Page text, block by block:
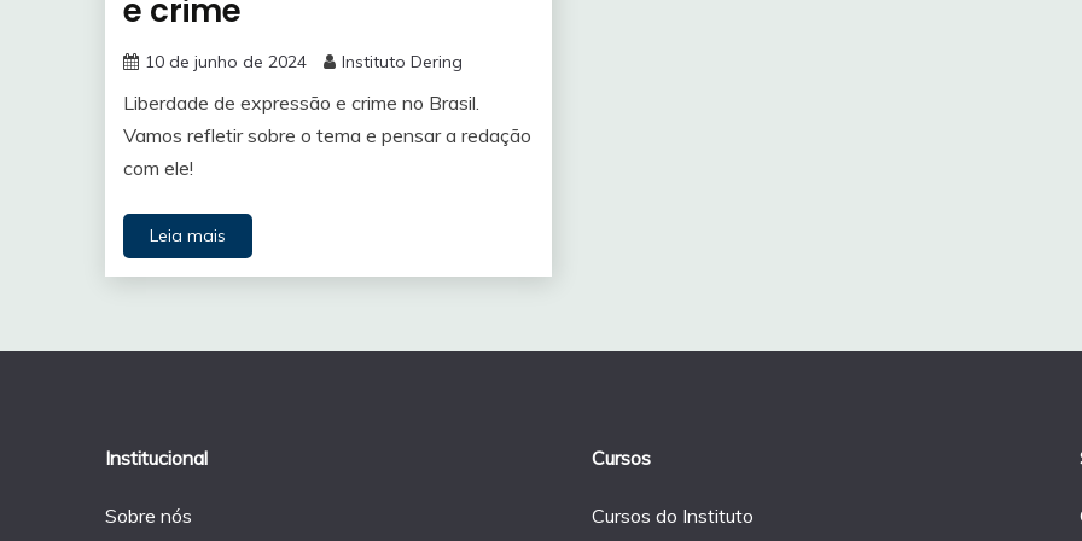
e crime
10 de junho de 2024 Instituto Dering
Liberdade de expressão e crime no Brasil.
Vamos refletir sobre o tema e pensar a redação
com ele!
Leia mais
Institucional
Sobre nós
Cursos
Cursos do Instituto